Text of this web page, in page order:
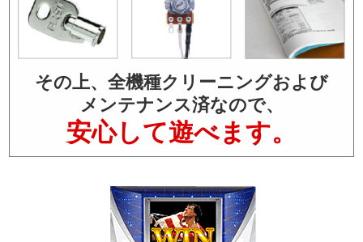
その上、全機種クリーニングおよび
メンテナンス済なので、
安心して遊べます。